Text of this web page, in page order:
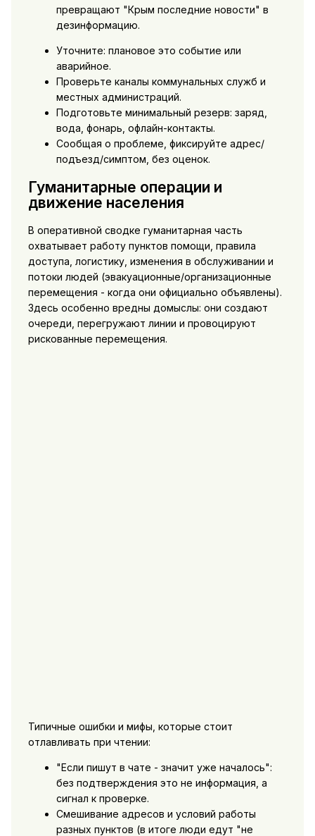
превращают "Крым последние новости" в
дезинформацию.
Уточните: плановое это событие или
аварийное.
Проверьте каналы коммунальных служб и
местных администраций.
Подготовьте минимальный резерв: заряд,
вода, фонарь, офлайн-контакты.
Сообщая о проблеме, фиксируйте адрес/
подъезд/симптом, без оценок.
Гуманитарные операции и
движение населения
В оперативной сводке гуманитарная часть
охватывает работу пунктов помощи, правила
доступа, логистику, изменения в обслуживании и
потоки людей (эвакуационные/организационные
перемещения - когда они официально объявлены).
Здесь особенно вредны домыслы: они создают
очереди, перегружают линии и провоцируют
рискованные перемещения.
Типичные ошибки и мифы, которые стоит
отлавливать при чтении:
"Если пишут в чате - значит уже началось":
без подтверждения это не информация, а
сигнал к проверке.
Смешивание адресов и условий работы
разных пунктов (в итоге люди едут "не